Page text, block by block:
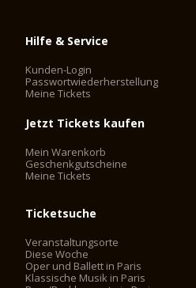
Hilfe & Service
Kunden-Login
Passwortwiederherstellung
Meine Tickets
Jetzt Tickets kaufen
Mein Warenkorb
Geschenkgutscheine
Meine Tickets
Ticketsuche
Veranstaltungsorte
Diese Woche
Oper und Ballett in Paris
Klassische Musik in Paris